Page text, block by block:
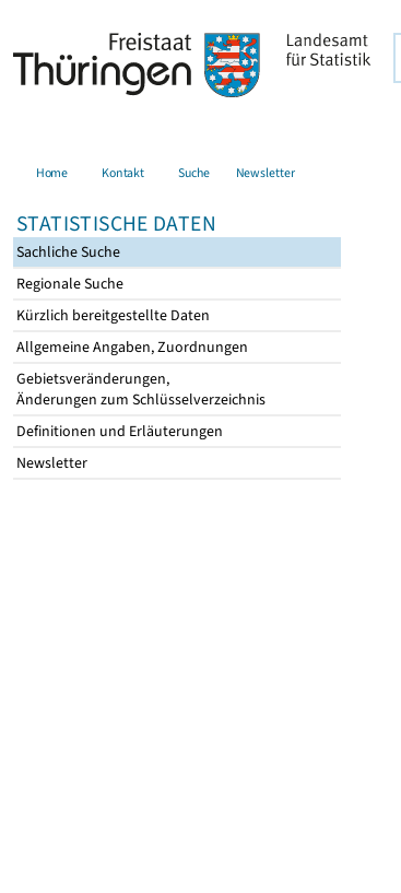
Home Kontakt Suche Newsletter
STATISTISCHE DATEN
Sachliche Suche
Regionale Suche
Kürzlich bereitgestellte Daten
Allgemeine Angaben, Zuordnungen
Gebietsveränderungen,
Änderungen zum Schlüsselverzeichnis
Definitionen und Erläuterungen
Newsletter